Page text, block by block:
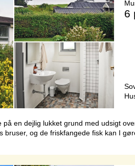
6
på en dejlig lukket grund med udsigt
bruser, og de friskfangede fisk kan I